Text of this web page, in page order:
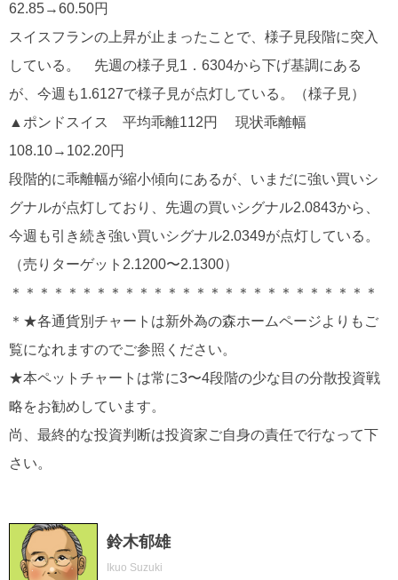
62.85→60.50円
スイスフランの上昇が止まったことで、様子見段階に突入
している。 先週の様子見1．6304から下げ基調にある
が、今週も1.6127で様子見が点灯している。（様子見）
▲ポンドスイス 平均乖離112円 現状乖離幅
108.10→102.20円
段階的に乖離幅が縮小傾向にあるが、いまだに強い買いシ
グナルが点灯しており、先週の買いシグナル2.0843から、
今週も引き続き強い買いシグナル2.0349が点灯している。
（売りターゲット2.1200〜2.1300）
＊＊＊＊＊＊＊＊＊＊＊＊＊＊＊＊＊＊＊＊＊＊＊＊＊＊
＊★各通貨別チャートは新外為の森ホームページよりもご
覧になれますのでご参照ください。
★本ペットチャートは常に3〜4段階の少な目の分散投資戦
略をお勧めしています。
尚、最終的な投資判断は投資家ご自身の責任で行なって下
さい。
鈴木郁雄
Ikuo Suzuki